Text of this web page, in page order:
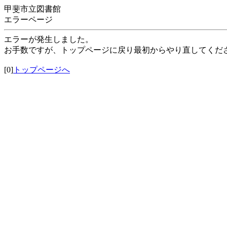
甲斐市立図書館
エラーページ
エラーが発生しました。
お手数ですが、トップページに戻り最初からやり直してくだ
[0] トップページへ